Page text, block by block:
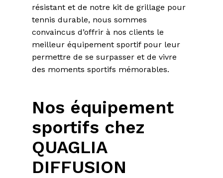
résistant et de notre kit de grillage pour
tennis durable, nous sommes
convaincus d’offrir à nos clients le
meilleur équipement sportif pour leur
permettre de se surpasser et de vivre
des moments sportifs mémorables.
Nos équipement
sportifs chez
QUAGLIA
DIFFUSION